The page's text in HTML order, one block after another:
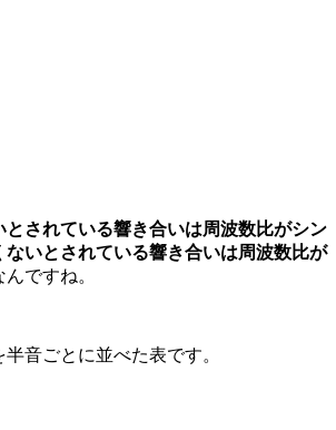
とされている響き合いは周波数比がシン
ないとされている響き合いは周波数比が
ですね。
半音ごとに並べた表です。